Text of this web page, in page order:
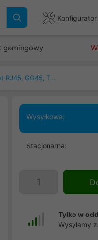
Konfigurator
gamingowy
Patchcord, kable ethernet RJ45, GG45, TERA
Wysyłkowa:
Stacjonarna:
Tylko w
Wysyłamy